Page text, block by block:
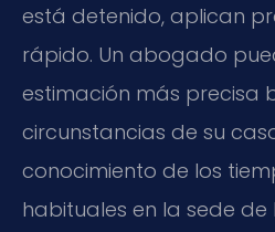
está detenido, aplican
rápido. Un abogado
estimación más precisa
circunstancias de su
conocimiento de los
habituales en la sede de